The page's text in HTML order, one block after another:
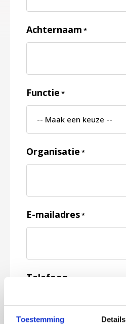
Toestemming Details
Achternaam *
Functie *
Organisatie *
E-mailadres*
Telefoon